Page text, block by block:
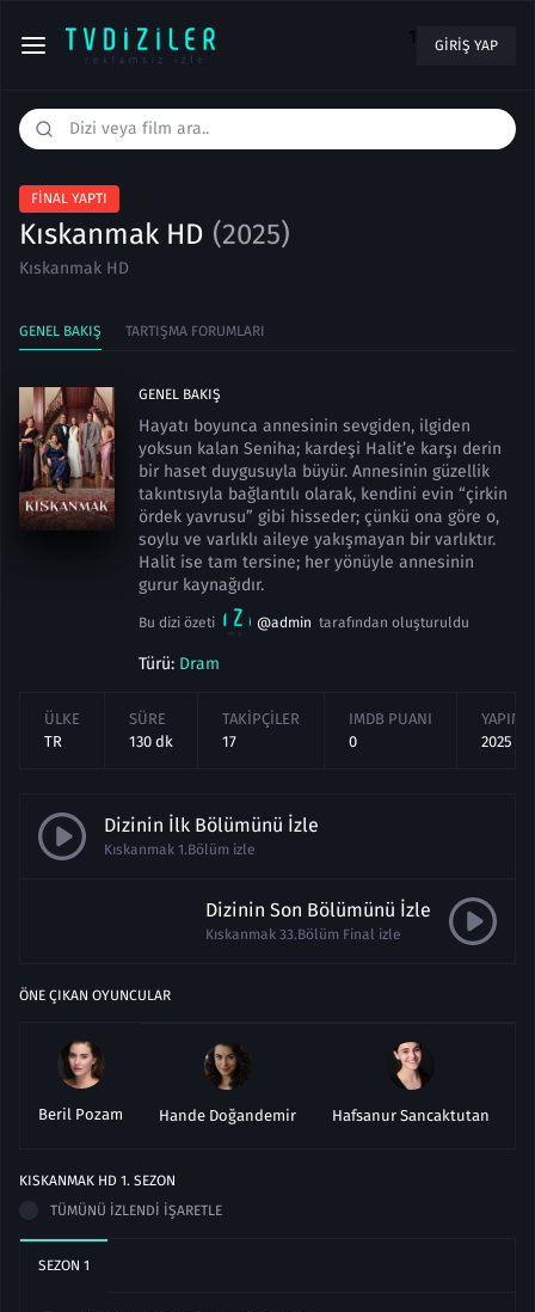
1 GIRIŞ YAP
FINAL YAPTI
Kıskanmak HD (2025)
Kıskanmak HD
GENEL BAKIŞ TARTIŞMA FORUMLARI
GENEL BAKIŞ
Hayatı boyunca annesinin sevgiden, ilgiden
yoksun kalan Seniha; kardeşi Halit’e karşı derin
bir haset duygusuyla büyür. Annesinin güzellik
takıntısıyla bağlantılı olarak, kendini evin “çirkin
ördek yavrusu” gibi hisseder; çünkü ona göre o,
soylu ve varlıklı aileye yakışmayan bir varlıktır.
Halit ise tam tersine; her yönüyle annesinin
gurur kaynağıdır.
Bu dizi özeti @admin tarafından oluşturuldu
Türü: Dram
ÜLKE
TR
SÜRE
130 dk
TAKIPÇILER
17
IMDB PUANI
0
YAPIM
2025
Dizinin İlk Bölümünü İzle
Kıskanmak 1.Bölüm izle
Dizinin Son Bölümünü İzle
Kıskanmak 33.Bölüm Final izle
ÖNE ÇIKAN OYUNCULAR
Beril Pozam Hande Doğandemir Hafsanur Sancaktutan
KISKANMAK HD 1. SEZON
TÜMÜNÜ İZLENDI İŞARETLE
SEZON 1